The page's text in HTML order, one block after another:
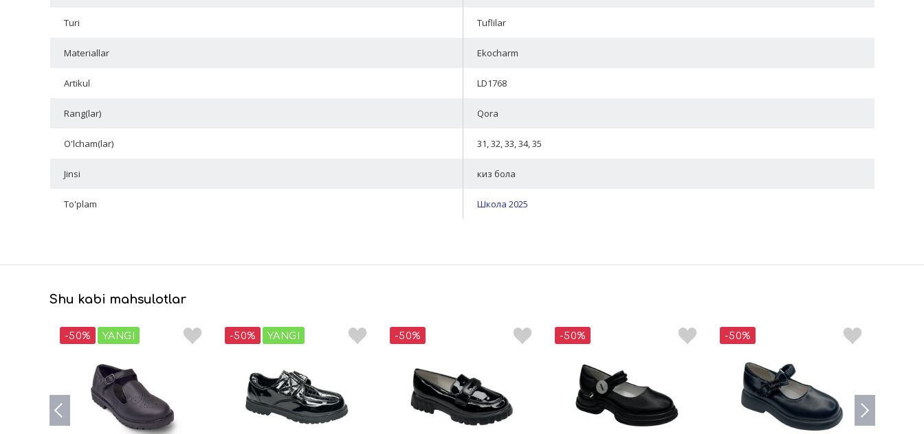
Turi Tuflilar
Materiallar Ekocharm
Artikul LD1768
Rang(lar) Qora
O'lcham(lar) 31, 32, 33, 34, 35
Jinsi киз бола
To'plam Школа 2025
Shu kabi mahsulotlar
-50% YANGI -50% YANGI -50% -50% -50%